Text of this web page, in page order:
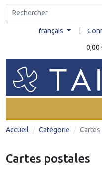
français
0,00
Accueil Catégorie Cartes
Cartes postales